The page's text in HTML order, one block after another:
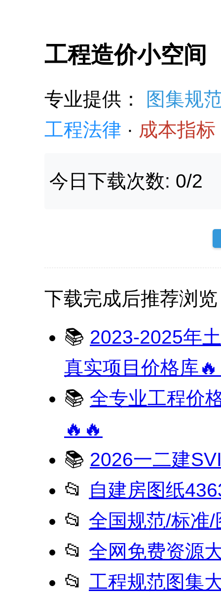
工程造价小空间
专业提供：
图集规
工程法律 · 成本指标
今日下载次数: 0/2
下载完成后推荐浏
📚 2023-2025年
真实项目价格库
📚 全专业工程价
🔥🔥
📚 2026一二建
📂 自建房图纸
📂 全国规范/标准
📂 全网免费资源
📂 工程规范图集